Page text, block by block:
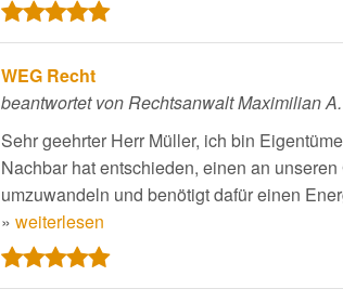
WEG Recht
beantwortet von Rechtsanwalt Maximilian
Sehr geehrter Herr Müller, ich bin
Nachbar hat entschieden, einen an
umzuwandeln und benötigt dafür einen
» weiterlesen